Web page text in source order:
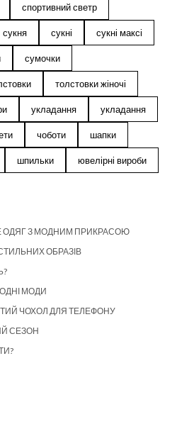
спортивний светр
сукня сукні сукні максі
сумочки
толстовки жіночі
укладання укладання
чоботи шапки
шпильки ювелірні вироби
ОДЯГ З МОДНИМ ПРИКРАСОЮ
ОБРАЗІВ
МОДИ
ЧОХОЛ ДЛЯ ТЕЛЕФОНУ
СЕЗОН